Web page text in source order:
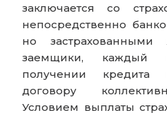
заключается со
непосредственно
но застрахованными
заемщики, каждый
получении кредита
договору
Условием выплаты